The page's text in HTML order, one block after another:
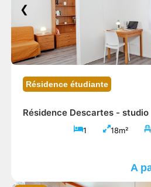
❮
Résidence étudiante
Résidence Descartes - studio
1 18m²
A